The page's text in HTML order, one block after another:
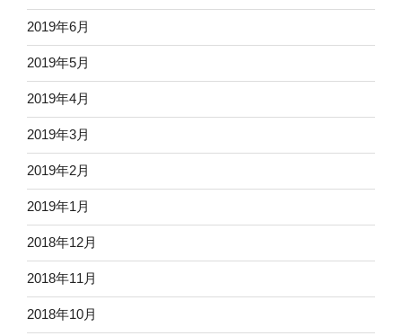
2019年6月
2019年5月
2019年4月
2019年3月
2019年2月
2019年1月
2018年12月
2018年11月
2018年10月